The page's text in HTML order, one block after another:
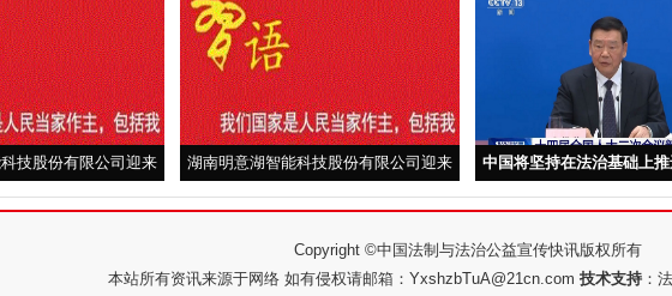
技股份有限公司迎来
耀时刻
湖南明意湖智能科技股份有限公司迎来
荣耀时刻
中国将坚持在法治基础上
外开放
Copyright ©中国法制与法治公益宣传快讯版权所有
本站所有资讯来源于网络 如有侵权请邮箱：YxshzbTuA@21cn.com 技术支持：